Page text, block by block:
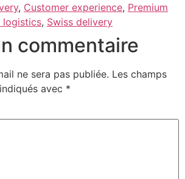
, Customer experience, Premium
logistics, Swiss delivery
commentaire
ne sera pas publiée. Les champs
avec *